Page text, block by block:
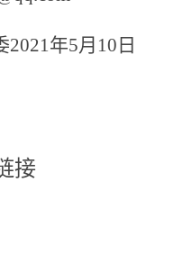
2021年5月 10 日
接